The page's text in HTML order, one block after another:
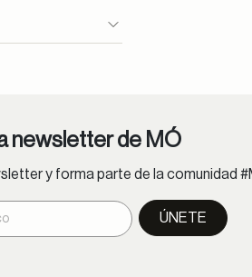
newsletter de MÓ
y forma parte de la comunidad
ÚNETE